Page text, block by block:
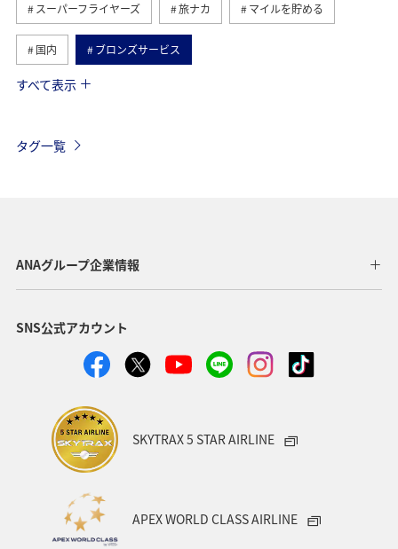
スーパーフライヤーズ 旅ナカ マイルを貯める
国内 ブロンズサービス
海外
すべて表示
タグ一覧
ANAグループ企業情報
SNS公式アカウント
SKYTRAX 5 STAR AIRLINE
APEX WORLD CLASS AIRLINE